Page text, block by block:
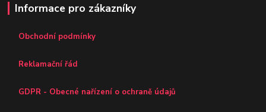
Informace pro zákazníky
Obchodní podmínky
Reklamační řád
GDPR - Obecné nařízení o ochraně údajů